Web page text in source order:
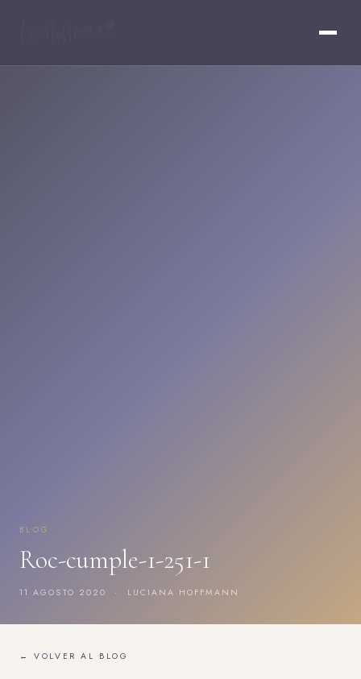
BLOG
Roc-cumple-1-251-1
11 AGOSTO 2020 · LUCIANA HOFFMANN
← VOLVER AL BLOG